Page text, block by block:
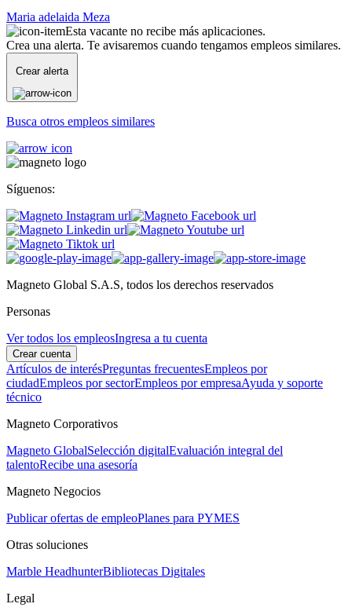
Maria adelaida Meza
Esta vacante no recibe más aplicaciones.
Crea una alerta. Te avisaremos cuando tengamos empleos similares.
Crear alerta
Busca otros empleos similares
Síguenos:
Magneto Global S.A.S, todos los derechos reservados
Personas
Ver todos los empleosIngresa a tu cuenta
Crear cuenta
Artículos de interésPreguntas frecuentesEmpleos por
ciudadEmpleos por sectorEmpleos por empresaAyuda y soporte
técnico
Magneto Corporativos
Magneto GlobalSelección digitalEvaluación integral del
talentoRecibe una asesoría
Magneto Negocios
Publicar ofertas de empleoPlanes para PYMES
Otras soluciones
Marble HeadhunterBibliotecas Digitales
Legal